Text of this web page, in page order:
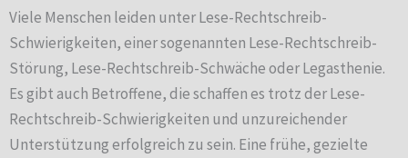
Viele Menschen leiden unter Lese-Rechtschreib-
Schwierigkeiten, einer sogenannten Lese-Rechtschreib-
Störung, Lese-Rechtschreib-Schwäche oder Legasthenie.
Es gibt auch Betroffene, die schaffen es trotz der Lese-
Rechtschreib-Schwierigkeiten und unzureichender
Unterstützung erfolgreich zu sein. Eine frühe, gezielte